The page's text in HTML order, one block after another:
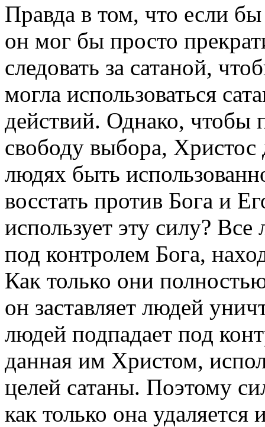
Правда в том, что если
он мог бы просто
следовать за сатаной,
могла использоваться
действий. Однако, чтобы
свободу выбора, Христос
людях быть
восстать против Бога и
использует эту силу?
под контролем Бога,
Как только они
он заставляет людей
людей подпадает под
данная им Христом,
целей сатаны. Поэтому
как только она удаляется